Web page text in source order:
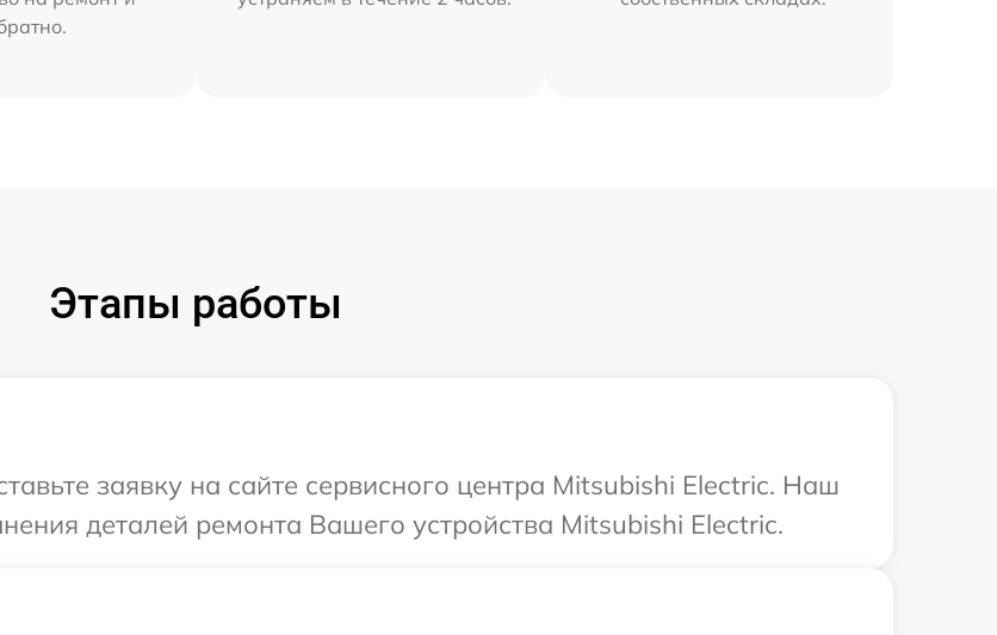
Этапы работы
заявку на сайте сервисного центра Mitsubishi Electric. Наш
деталей ремонта Вашего устройства Mitsubishi Electric.